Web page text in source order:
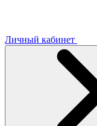
Личный кабинет